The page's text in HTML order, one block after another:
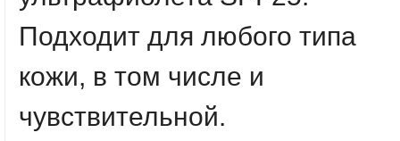
Подходит для любого типа
кожи, в том числе и
чувствительной.